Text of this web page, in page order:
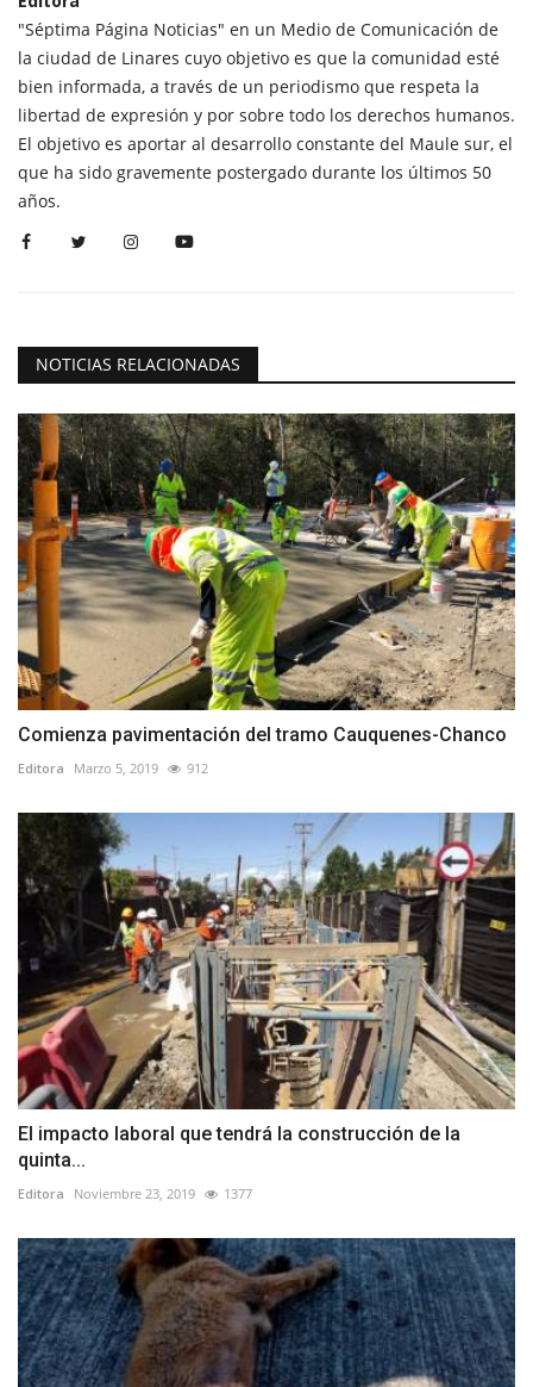
"Séptima Página Noticias" en un Medio de Comunicación de
la ciudad de Linares cuyo objetivo es que la comunidad esté
bien informada, a través de un periodismo que respeta la
libertad de expresión y por sobre todo los derechos humanos.
El objetivo es aportar al desarrollo constante del Maule sur, el
que ha sido gravemente postergado durante los últimos 50
años.
NOTICIAS RELACIONADAS
Comienza pavimentación del tramo Cauquenes-Chanco
Editora Marzo 5, 2019 912
El impacto laboral que tendrá la construcción de la
quinta...
Editora Noviembre 23, 2019 1377